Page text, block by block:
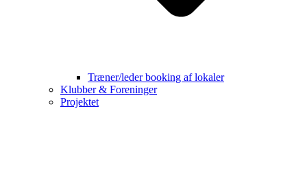
Træner/leder booking af lokaler
Klubber & Foreninger
Projektet